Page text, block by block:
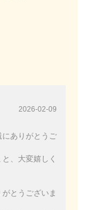
2026-02-09
にありがとうご
、大変嬉しく
とうございま